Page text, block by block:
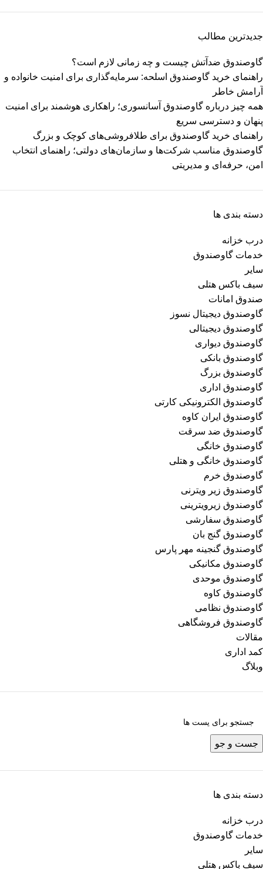
جدیدترین مطالب
گاوصندوق ضدآتش چیست و چه زمانی لازم است؟
راهنمای خرید گاوصندوق اسلحه: سرمایه‌گذاری برای امنیت خانواده و
آرامش خاطر
همه چیز درباره گاوصندوق آسانسوری؛ راهکاری هوشمند برای امنیت
پنهان و دسترسی سریع
راهنمای خرید گاوصندوق برای طلافروشی‌های کوچک و بزرگ
گاوصندوق مناسب شرکت‌ها و سازمان‌های دولتی؛ راهنمای انتخاب
امن، حرفه‌ای و مدیریتی
دسته بندی ها
درب خزانه
خدمات گاوصندوق
سایر
سیف باکس هتلی
صندوق امانات
گاوصندوق دیجیتال نسوز
گاوصندوق دیجیتالی
گاوصندوق دیواری
گاوصندوق بانکی
گاوصندوق بزرگ
گاوصندوق اداری
گاوصندوق الکترونیکی کارتی
گاوصندوق ایران کاوه
گاوصندوق ضد سرقت
گاوصندوق خانگی
گاوصندوق خانگی و هتلی
گاوصندوق خرم
گاوصندوق زیر ویترنی
گاوصندوق زیرویترینی
گاوصندوق سفارشی
گاوصندوق گنج بان
گاوصندوق گنجینه مهر پارس
گاوصندوق مکانیکی
گاوصندوق موحدی
گاوصندوق کاوه
گاوصندوق نظامی
گاوصندوق فروشگاهی
مقالات
کمد اداری
وبلاگ
جست و جو
دسته بندی ها
درب خزانه
خدمات گاوصندوق
سایر
سیف باکس هتلی